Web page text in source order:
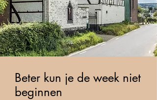
Beter kun je de week niet
beginnen